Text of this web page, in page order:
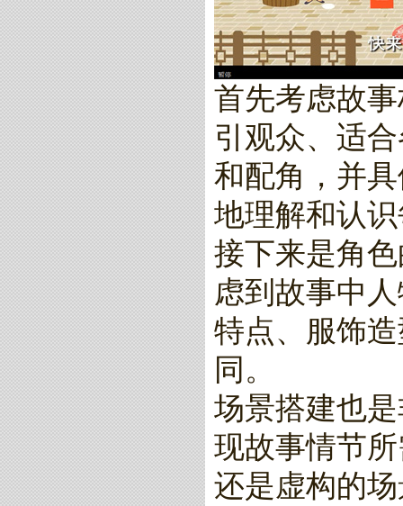
首先考虑故
引观众、适
和配角，并
地理解和认
接下来是角
虑到故事中
特点、服饰
同。
场景搭建也
现故事情节
还是虚构的